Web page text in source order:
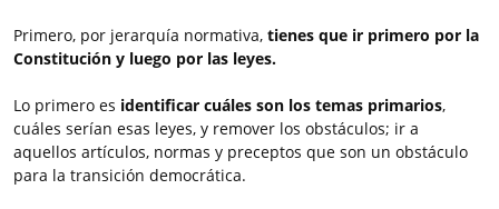
Primero, por jerarquía normativa, tienes que ir primero por la
Constitución y luego por las leyes.
Lo primero es identificar cuáles son los temas primarios,
cuáles serían esas leyes, y remover los obstáculos; ir a
aquellos artículos, normas y preceptos que son un obstáculo
para la transición democrática.